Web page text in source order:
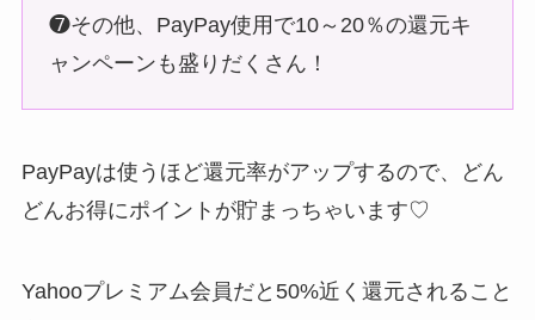
❼その他、PayPay使用で10～20％の還元キ
ャンペーンも盛りだくさん！
PayPayは使うほど還元率がアップするので、どん
どんお得にポイントが貯まっちゃいます♡
Yahooプレミアム会員だと50%近く還元されること